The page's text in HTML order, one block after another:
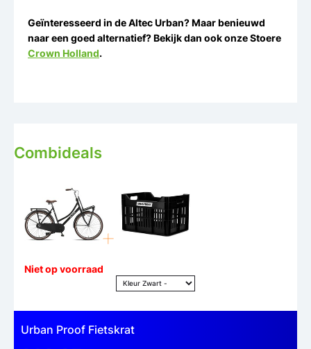
Combideals
Niet op voorraad
Urban Proof Fietskrat
Geïnteresseerd in de Altec Urban? Maar benieuwd
naar een goed alternatief? Bekijk dan ook onze Stoere
Crown Holland.